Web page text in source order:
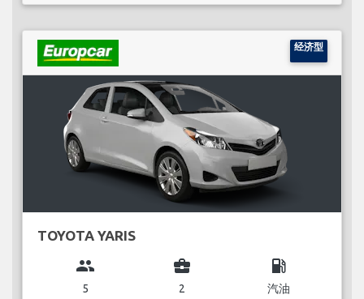
经济型
TOYOTA YARIS
group
5
business_center
2
local_gas_station
汽油